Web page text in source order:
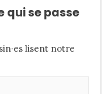
qui se passe
lisent notre